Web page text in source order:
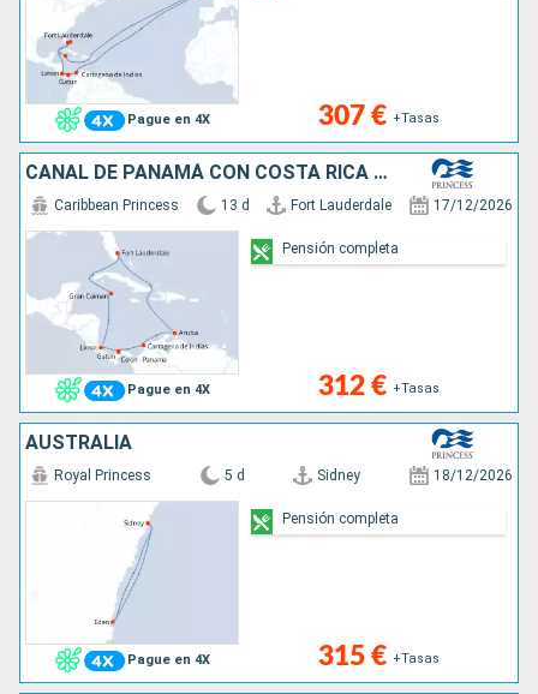
Pague en 4X 307 € +Tasas
CANAL DE PANAMÁ CON COSTA RICA Y CARIBE
Pague en 4X
Caribbean Princess 13 d Fort Lauderdale 17/12/2026
312 € +Tasas
Pensión completa
AUSTRALIA
Pague en 4X
Royal Princess 5 d Sidney 18/12/2026
315 € +Tasas
Pensión completa